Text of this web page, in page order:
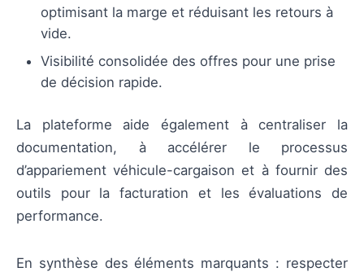
optimisant la marge et réduisant les retours à
vide.
Visibilité consolidée des offres pour une prise
de décision rapide.
La plateforme aide également à centraliser la
documentation, à accélérer le processus
d’appariement véhicule-cargaison et à fournir des
outils pour la facturation et les évaluations de
performance.
En synthèse des éléments marquants : respecter